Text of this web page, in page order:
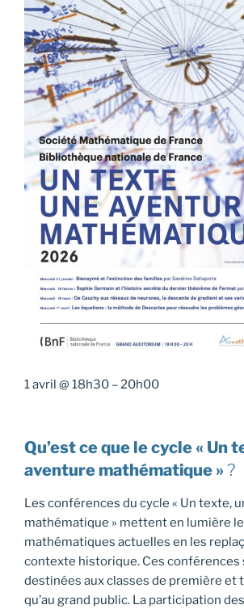
1 avril @ 18h30 –20h00
Qu’est ce que le cycle « Un
aventure mathématique » ?
Les conférences du cycle « Un texte,
mathématique » mettent en lumière
mathématiques actuelles en les
contexte historique. Ces
destinées aux classes de première et
qu’au grand public. La participation